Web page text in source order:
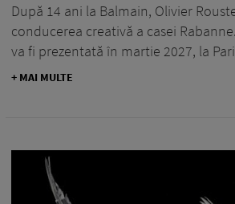
După 14 ani la Balmain, Olivier
conducerea creativă a casei
va fi prezentată în martie 2027, la
+ MAI MULTE